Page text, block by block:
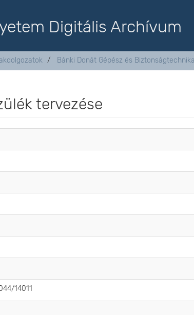
Digitális Archívum
Bánki Donát Gépész és
tervezése
14011